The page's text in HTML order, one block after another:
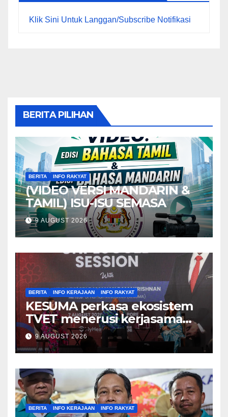
Klik Sini Untuk Langgan/Subscribe Notifikasi
BERITA PILIHAN
BERITA INFO RAKYAT
(VIDEO VERSI MANDARIN &
TAMIL) ISU-ISU SEMASA
9 AUGUST 2026
BERITA INFO KERAJAAN INFO RAKYAT
KESUMA perkasa ekosistem
TVET menerusi kerjasama
ADTEC-ITE Singapura –
Ramanan
9 AUGUST 2026
BERITA INFO KERAJAAN INFO RAKYAT